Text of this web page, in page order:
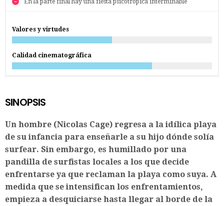
En la parte final hay una fiesta psicotrópica interminable
Valores y virtudes
Calidad cinematográfica
SINOPSIS
Un hombre (Nicolas Cage) regresa a la idílica playa
de su infancia para enseñarle a su hijo dónde solía
surfear. Sin embargo, es humillado por una
pandilla de surfistas locales a los que decide
enfrentarse ya que reclaman la playa como suya. A
medida que se intensifican los enfrentamientos,
empieza a desquiciarse hasta llegar al borde de la